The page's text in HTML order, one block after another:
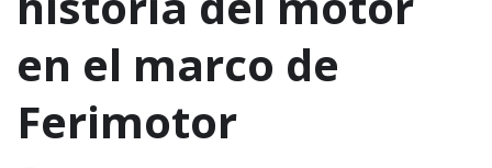
en el marco de
Ferimotor